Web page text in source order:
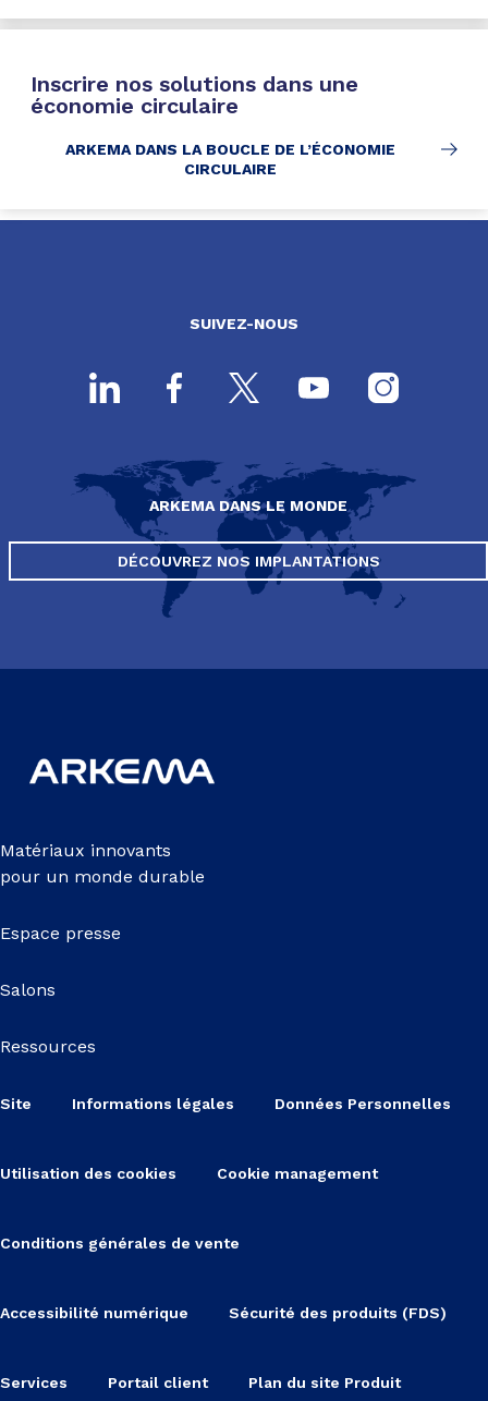
Inscrire nos solutions dans une
économie circulaire
ARKEMA DANS LA BOUCLE DE L’ÉCONOMIE
CIRCULAIRE
SUIVEZ-NOUS
ARKEMA DANS LE MONDE
DÉCOUVREZ NOS IMPLANTATIONS
Matériaux innovants
pour un monde durable
Espace presse
Salons
Ressources
Site Informations légales Données Personnelles
Utilisation des cookies Cookie management
Conditions générales de vente
Accessibilité numérique Sécurité des produits (FDS)
Services Portail client Plan du site Produit